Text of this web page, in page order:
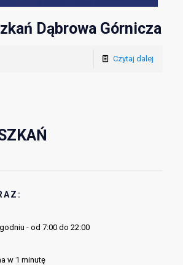
Dąbrowa Górnicza
Czytaj dalej
- od 7:00 do 22:00
w 1 minutę